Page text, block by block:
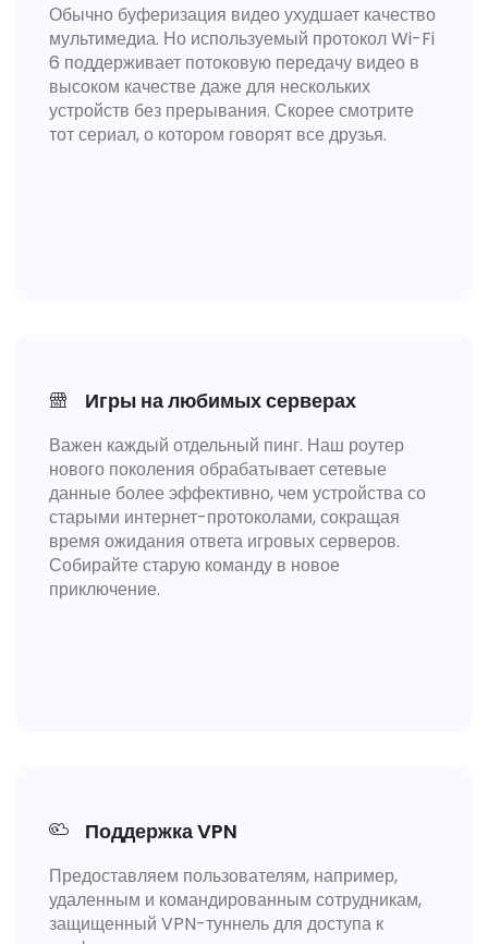
Обычно буферизация видео ухудшает качество
мультимедиа. Но используемый протокол Wi-Fi
6 поддерживает потоковую передачу видео в
высоком качестве даже для нескольких
устройств без прерывания. Скорее смотрите
тот сериал, о котором говорят все друзья.
Игры на любимых серверах
Важен каждый отдельный пинг. Наш роутер
нового поколения обрабатывает сетевые
данные более эффективно, чем устройства со
старыми интернет-протоколами, сокращая
время ожидания ответа игровых серверов.
Собирайте старую команду в новое
приключение.
Поддержка VPN
Предоставляем пользователям, например,
удаленным и командированным сотрудникам,
защищенный VPN-туннель для доступа к